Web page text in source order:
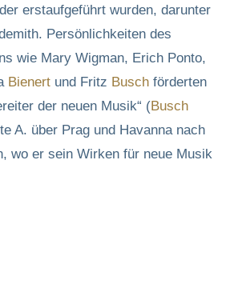
erstaufgeführt wurden, darunter
Persönlichkeiten des
wie Mary Wigman, Erich Ponto,
Bienert und Fritz Busch förderten
der neuen Musik“ (Busch
A. über Prag und Havanna nach
wo er sein Wirken für neue Musik